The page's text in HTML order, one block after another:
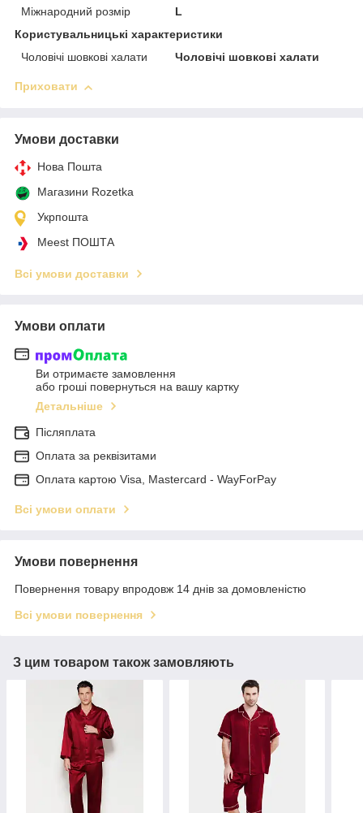
Міжнародний розмір
L
Користувальницькі характеристики
Чоловічі шовкові халати
Чоловічі шовкові халати
Приховати
Умови доставки
Нова Пошта
Магазини Rozetka
Укрпошта
Meest ПОШТА
Всі умови доставки
Умови оплати
Ви отримаєте замовлення
або гроші повернуться на вашу картку
Детальніше
Післяплата
Оплата за реквізитами
Оплата картою Visa, Mastercard - WayForPay
Всі умови оплати
Умови повернення
Повернення товару впродовж 14 днів за домовленістю
Всі умови повернення
З цим товаром також замовляють